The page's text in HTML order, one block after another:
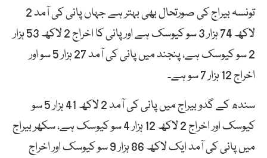
تونسہ بیراج کی صورتحال بھی بہتر ہے جہاں پانی کی آمد 2
لاکھ 74 ہزار 3 سو کیوسک ہے اور پانی کا اخراج 2 لاکھ 53 ہزار
2 سو کیوسک ہے، پنجند میں پانی کی آمد 27 ہزار 5 سو اور
اخراج 12 ہزار 7 سو ہے۔
سندھ کے گدو بیراج میں پانی کی آمد 2 لاکھ 41 ہزار 5 سو
کیوسک اور اخراج 2 لاکھ 12 ہزار 4 سو کیوسک ہے، سکھر بیراج
میں پانی کی آمد ایک لاکھ 86 ہزار 9 سو کیوسک اور اخراج